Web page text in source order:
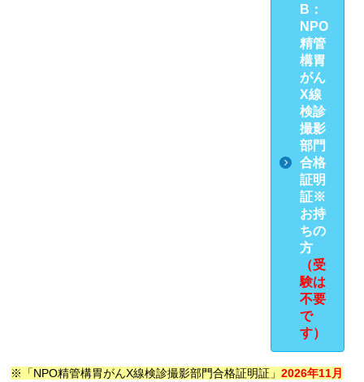
B：
NPO
精管
構胃
がん
X線
検診
撮影
部門
合格
証明
証※
お持
ちの
方
（受
験は
不要
で
す）
※「NPO精管構胃がんX線検診撮影部門合格証明証」2026年11月